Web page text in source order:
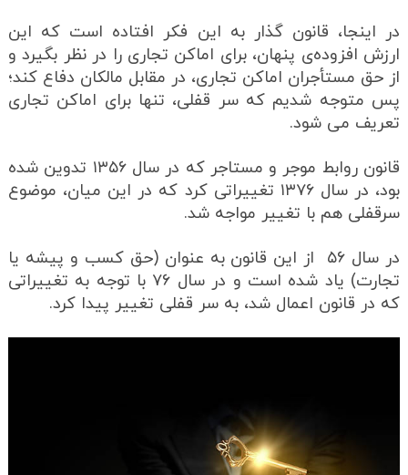
در اینجا، قانون گذار به این فکر افتاده است که این
ارزش افزوده‌ی پنهان، برای اماکن تجاری را در نظر بگیرد و
از حق مستأجران اماکن تجاری، در مقابل مالکان دفاع کند؛
پس متوجه شدیم که سر قفلی، تنها برای اماکن تجاری
تعریف می شود.
قانون روابط موجر و مستاجر که در سال ۱۳۵۶ تدوین شده
بود، در سال ۱۳۷۶ تغییراتی کرد که در این میان، موضوع
سرقفلی هم با تغییر مواجه شد.
در سال ۵۶ از این قانون به عنوان (حق کسب و پیشه یا
تجارت) یاد شده است و در سال ۷۶ با توجه به تغییراتی
که در قانون اعمال شد، به سر قفلی تغییر پیدا کرد.